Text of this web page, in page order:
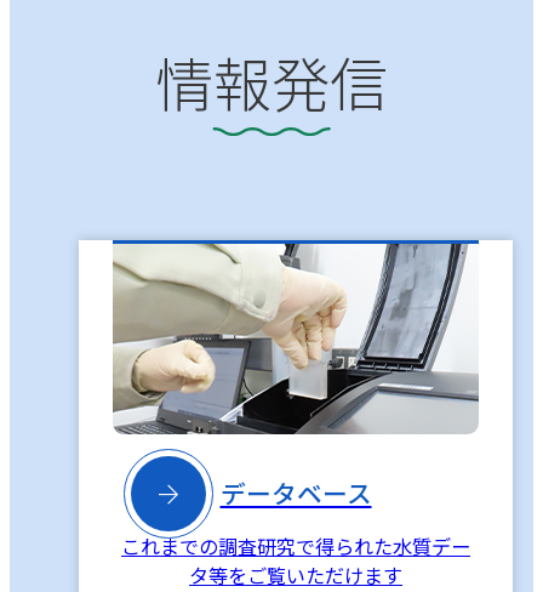
情報発信
 データベース
これまでの調査研究で得られた水質デー
タ等をご覧いただけます